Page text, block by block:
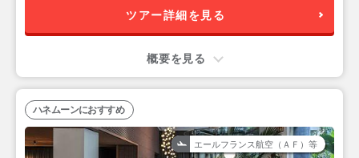
ツアー詳細を見る
概要を見る
エールフランス航空（ＡＦ）等
ハネムーンにおすすめ